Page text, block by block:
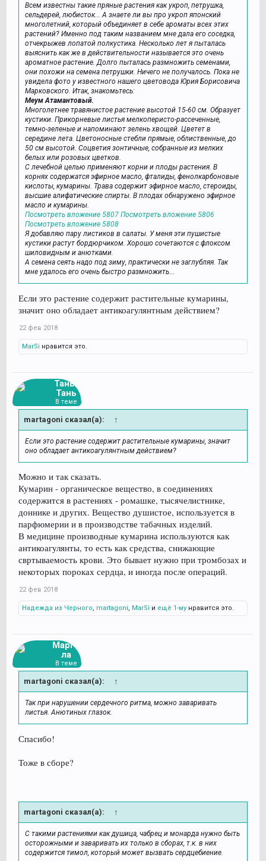
Всем известны такие пряные растения как укроп, петрушка,
сельдерей, любисток... А знаете ли вы про укроп японский
многолетний, который объединяет в себе ароматы всех этих
растений? Именно под таким названием мне дала его соседка,
отчекрыжев лопатой полкустика. Несколько лет я пыталась
выяснить как же в действительности называется это очень
ароматное растение. Долго пыталась размножить семенами,
они похожи на семена петрушки. Ничего не получалось. Пока не
увидела фото у известного нашего цветовода Юрия Борисовича
Марковского. Итак, знакомьтесь:
Меум Атамантовый.
Многолетнее травянистое растение высотой 15-60 см. Образует
кустики. Прикорневые листья мелкоперисто-рассеченные,
темно-зеленые и напоминают зелень хвощей. Цветет в
середине лета. Цветоносные стебли прямые, облиственные, до
50 см высотой. Соцветия зонтичные, собранные из мелких
белых или розовых цветков.
С лечебной целью применяют корни и плоды растения. В
корнях содержатся эфирное масло, фталиды, фенолкарбоновые
кислоты, кумарины. Трава содержит эфирное масло, стероиды,
высшие алифатические спирты. В плодах обнаружено эфирное
масло и кумарины.
Посмотреть вложение 5807 Посмотреть вложение 5806
Посмотреть вложение 5808
Я добавляю пару листиков в салаты. У меня эти пушистые
кустики растут бордюрчиком. Хорошо сочетаются с флоксом
шиловидным и анютками.
А семена сеять надо под зиму, практически не заглубляя. Так
мне удалось его очень быстро размножить...
Если это растение содержит растительные кумарины,
значит оно обладает антикоагулянтным действием?
22 фев 2018
MarSi нравится это.
Тань-
Тань
В теме
martagoni сказал(а): ↑
Если это растение содержит растительные кумарины, значит
оно обладает антикоагулянтным действием?
Можно и так сказать.
Кумарин - органическое вещество, в соединениях
содержится в растениях - ромашке, тысячелистнике,
доннике и других. Вещество душистое, используется в
парфюмерии и в производстве табачных изделий.
В медицине производные кумарина используются как
антикоагулянты, то есть как средства, снижающие
свртываемость крови. Это бывает нужно при тромбозах и
некоторых пороках сердца, и иногда после операций.
22 фев 2018
Надежда из Черного, martagoni, MarSi и ещё 1-му нравится это.
Марго
ла
В теме
martagoni сказал(а): ↑
Так при нарушении сердечного ритма, можно заваривать
листья. Анютиных глазок.
Спасибо!
Тоже в сборе?
martagoni сказал(а): ↑
С такими растениями как душица, чабрец и монарда нужно быть
осторожными и заваривать их только в сборах, т.к. в них
содержится тимол, который может вызвать сердцебиение.